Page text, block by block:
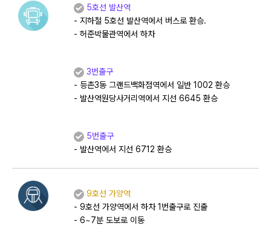
5호선 발산역
- 지하철 5호선 발산역에서 버스로 환승.
- 허준박물관역에서 하차
3번출구
- 등촌3동 그랜드백화점역에서 일반 1002 환승
- 발산역원당사거리역에서 지선 6645 환승
5번출구
- 발산역에서 지선 6712 환승
9호선 가양역
- 9호선 가양역에서 하차 1번출구로 진출
- 6~7분 도보로 이동